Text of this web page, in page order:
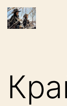
Перейти
Искатели